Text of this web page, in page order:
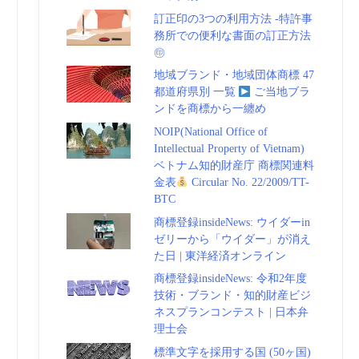
訂正印の3つの利用方法 -特許事
務所での便利な書面の訂正方法
㊞
地域ブランド・地域団体商標 47
都道府県別 一覧
ご当地ブラ
ンドを商標から一纏め
NOIP(National Office of
Intellectual Property of Vietnam)
ベトナム知的財産庁 商標関連料
金表
Circular No. 22/2009/TT-
BTC
商標登録insideNews: ウイダーin
ゼリーから「ウイダー」が消え
た日 | 東洋経済オンライン
商標登録insideNews: 令和2年度
技術・ブランド・知的財産ビジ
ネスプランコンテスト | 日本弁
理士会
標準文字を採用する国 (50ヶ国)